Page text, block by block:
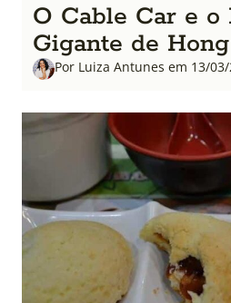
O Cable Car e o
Gigante de
Por Luiza Antunes em 13/